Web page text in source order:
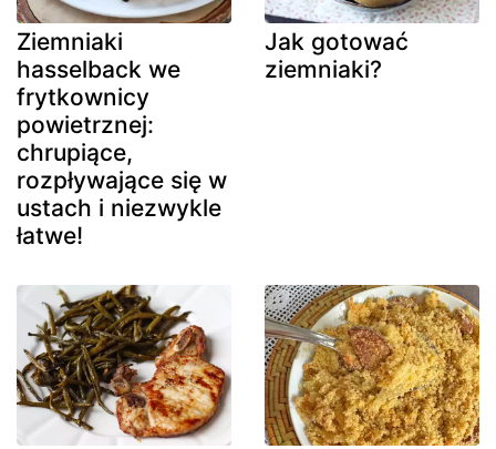
Ziemniaki
hasselback we
frytkownicy
powietrznej:
chrupiące,
rozpływające się w
ustach i niezwykle
łatwe!
Jak gotować
ziemniaki?